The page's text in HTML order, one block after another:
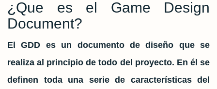
¿Que es el Game Design
Document?
El GDD es un documento de diseño que se
realiza al principio de todo del proyecto. En él se
definen toda una serie de características del